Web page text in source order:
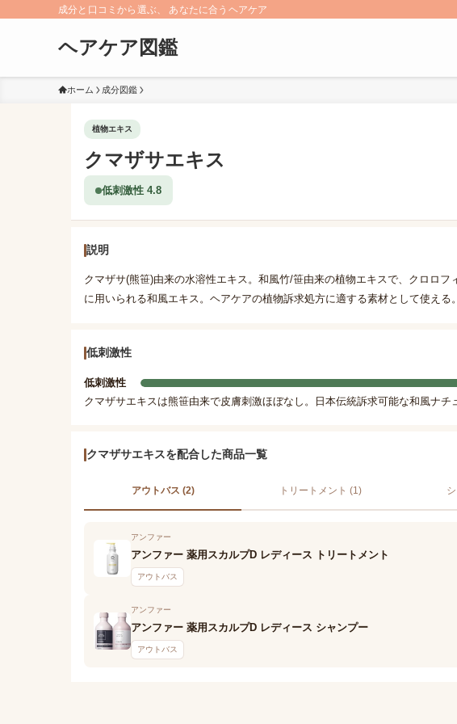
成分と口コミから選ぶ、 あなたに合うヘアケア
ヘアケア図鑑
ホーム 成分図鑑
植物エキス
クマザサエキス
低刺激性 4.8
説明
クマザサ(熊笹)由来の水溶性エキス。和風竹/笹由来の植物エキスで、クロロ
に用いられる和風エキス。ヘアケアの植物訴求処方に適する素材として使える
低刺激性
低刺激性
クマザサエキスは熊笹由来で皮膚刺激ほぼなし。日本伝統訴求可能な和風ナチ
クマザサエキスを配合した商品一覧
アウトバス (2) トリートメント (1)
アンファー
アンファー 薬用スカルプD レディース トリートメント
アウトバス
アンファー
アンファー 薬用スカルプD レディース シャンプー
アウトバス